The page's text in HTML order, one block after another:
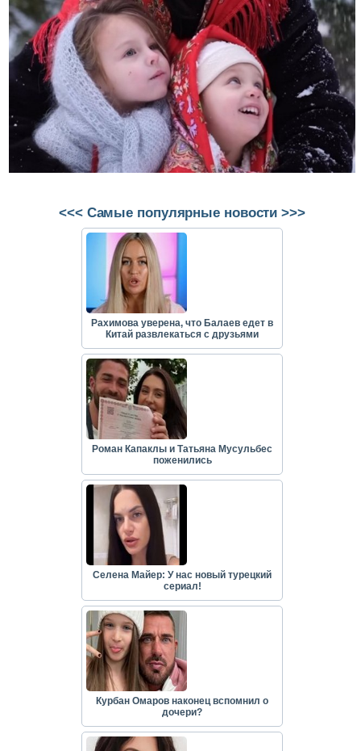
<<< Самые популярные новости >>>
Рахимова уверена, что Балаев едет в
Китай развлекаться с друзьями
Роман Капаклы и Татьяна Мусульбес
поженились
Селена Майер: У нас новый турецкий
сериал!
Курбан Омаров наконец вспомнил о
дочери?